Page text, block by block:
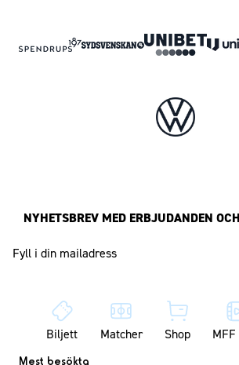
NYHETSBREV MED ERBJUDANDEN
Biljett Matcher Shop
Mest besökta